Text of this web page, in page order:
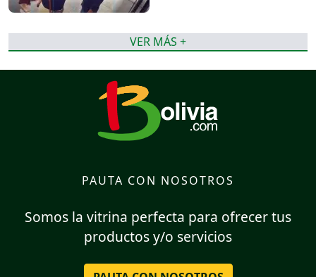
VER MÁS +
PAUTA CON NOSOTROS
Somos la vitrina perfecta para ofrecer tus
productos y/o servicios